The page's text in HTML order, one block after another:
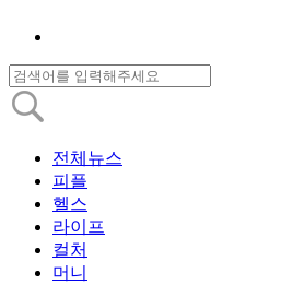
전체뉴스
피플
헬스
라이프
컬처
머니